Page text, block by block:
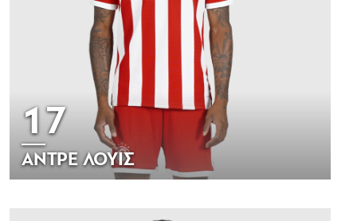
17
ΑΝΤΡΕ ΛΟΥΙΣ